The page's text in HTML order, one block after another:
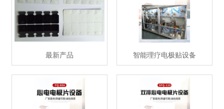
最新产品 智能理疗电极贴设备